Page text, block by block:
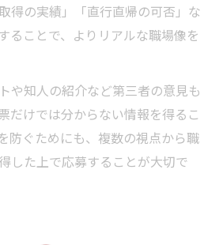
得の実績」「直行直帰の可否」な
ることで、よりリアルな職場像を
や知人の紹介など第三者の意見も
だけでは分からない情報を得るこ
防ぐためにも、複数の視点から職
した上で応募することが大切で